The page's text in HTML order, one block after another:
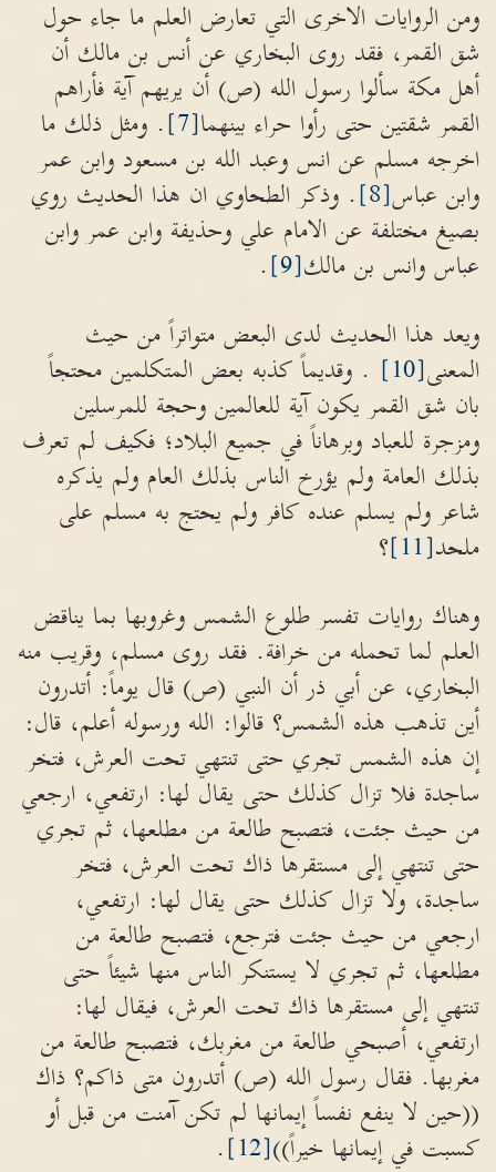
ومن الروايات الاخرى التي تعارض العلم ما جاء حول
شق القمر، فقد روى البخاري عن أنس بن مالك أن
أهل مكة سألوا رسول الله (ص) أن يريهم آية فأراهم
القمر شقتين حتى رأوا حراء بينهما[7]
. ومثل ذلك ما
اخرجه مسلم عن انس وعبد الله بن مسعود وابن عمر
وابن عباس[8]
. وذكر الطحاوي ان هذا الحديث روي
بصيغ مختلفة عن الامام علي وحذيفة وابن عمر وابن
عباس وانس بن مالك[9]
.
ويعد هذا الحديث لدى البعض متواتراً من حيث
المعنى[10]
. وقديماً كذبه بعض المتكلمين محتجاً
بان شق القمر يكون آية للعالمين وحجة للمرسلين
ومزجرة للعباد وبرهاناً في جميع البلاد؛ فكيف لم تعرف
بذلك العامة ولم يؤرخ الناس بذلك العام ولم يذكره
شاعر ولم يسلم عنده كافر ولم يحتج به مسلم على
ملحد[11]
؟
وهناك روايات تفسر طلوع الشمس وغروبها بما يناقض
العلم لما تحمله من خرافة. فقد روى مسلم، وقريب منه
البخاري، عن أبي ذر أن النبي (ص) قال يوماً: أتدرون
أين تذهب هذه الشمس؟ قالوا: الله ورسوله أعلم، قال:
إن هذه الشمس تجري حتى تنتهي تحت العرش، فتخر
ساجدة فلا تزال كذلك حتى يقال لها: ارتفعي، ارجعي
من حيث جئت، فتصبح طالعة من مطلعها، ثم تجري
حتى تنتهي إلى مستقرها ذاك تحت العرش، فتخر
ساجدة، ولا تزال كذلك حتى يقال لها: ارتفعي،
ارجعي من حيث جئت فترجع، فتصبح طالعة من
مطلعها، ثم تجري لا يستنكر الناس منها شيئاً حتى
تنتهي إلى مستقرها ذاك تحت العرش، فيقال لها:
ارتفعي، أصبحي طالعة من مغربك، فتصبح طالعة من
مغربها. فقال رسول الله (ص) أتدرون متى ذاكم؟ ذاك
((حين لا ينفع نفساً إيمانها لم تكن آمنت من قبل أو
كسبت في إيمانها خيراً))[12]
.